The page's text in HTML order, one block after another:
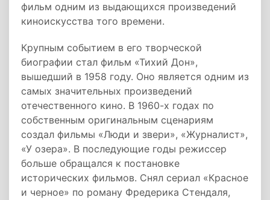
фильм одним из выдающихся произведений
киноискусства того времени.
Крупным событием в его творческой
биографии стал фильм «Тихий Дон»,
вышедший в 1958 году. Оно является одним из
самых значительных произведений
отечественного кино. В 1960-х годах по
собственным оригинальным сценариям
создал фильмы «Люди и звери», «Журналист»,
«У озера». В последующие годы режиссер
больше обращался к постановке
исторических фильмов. Снял сериал «Красное
и черное» по роману Фредерика Стендаля,